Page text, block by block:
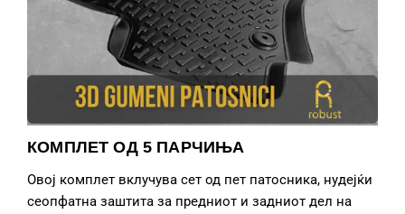
КОМПЛЕТ ОД 5 ПАРЧИЊА
Овој комплет вклучува сет од пет патосника, нудејќи
сеопфатна заштита за предниот и задниот дел на